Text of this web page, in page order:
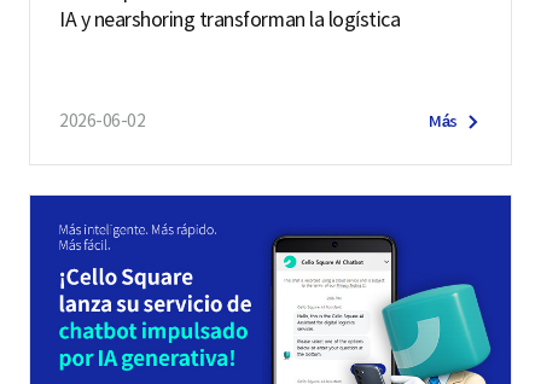
IA y nearshoring transforman la logística
2026-06-02 Más